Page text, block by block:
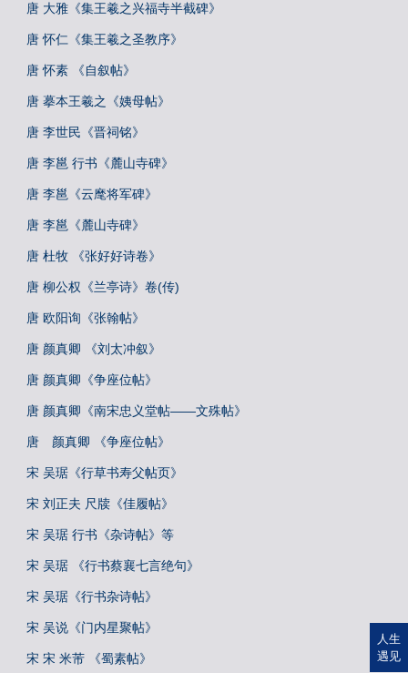
唐 大雅《集王羲之兴福寺半截碑》
唐 怀仁《集王羲之圣教序》
唐 怀素 《自叙帖》
唐 摹本王羲之《姨母帖》
唐 李世民《晋祠铭》
唐 李邕 行书《麓山寺碑》
唐 李邕《云麾将军碑》
唐 李邕《麓山寺碑》
唐 杜牧 《张好好诗卷》
唐 柳公权《兰亭诗》卷(传)
唐 欧阳询《张翰帖》
唐 颜真卿 《刘太冲叙》
唐 颜真卿《争座位帖》
唐 颜真卿《南宋忠义堂帖——文殊帖》
唐 颜真卿 《争座位帖》
宋 吴琚《行草书寿父帖页》
宋 刘正夫 尺牍《佳履帖》
宋 吴琚 行书《杂诗帖》等
宋 吴琚 《行书蔡襄七言绝句》
宋 吴琚《行书杂诗帖》
宋 吴说《门内星聚帖》
宋 宋 米芾 《蜀素帖》
人生
遇见